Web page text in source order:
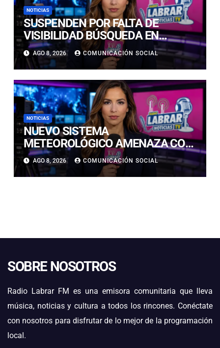
NOTICIAS
SUSPENDEN POR FALTA DE
VISIBILIDAD BÚSQUEDA EN
CALDERILLA: OPERATIVO SE
RETOMARÁ ESTE DOMINGO
AGO 8, 2026 COMUNICACIÓN SOCIAL
NOTICIAS
NUEVO SISTEMA
METEOROLÓGICO AMENAZA CON
LLUVIAS, NIEVE Y TORMENTAS
ELÉCTRICAS EN ATACAMA
AGO 8, 2026 COMUNICACIÓN SOCIAL
SOBRE NOSOTROS
Radio Labrar FM es una emisora comunitaria que lleva
música, noticias y cultura a todos los rincones. Conéctate
con nosotros para disfrutar de lo mejor de la programación
local.